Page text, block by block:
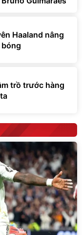
Haaland nâng
trồ trước hàng